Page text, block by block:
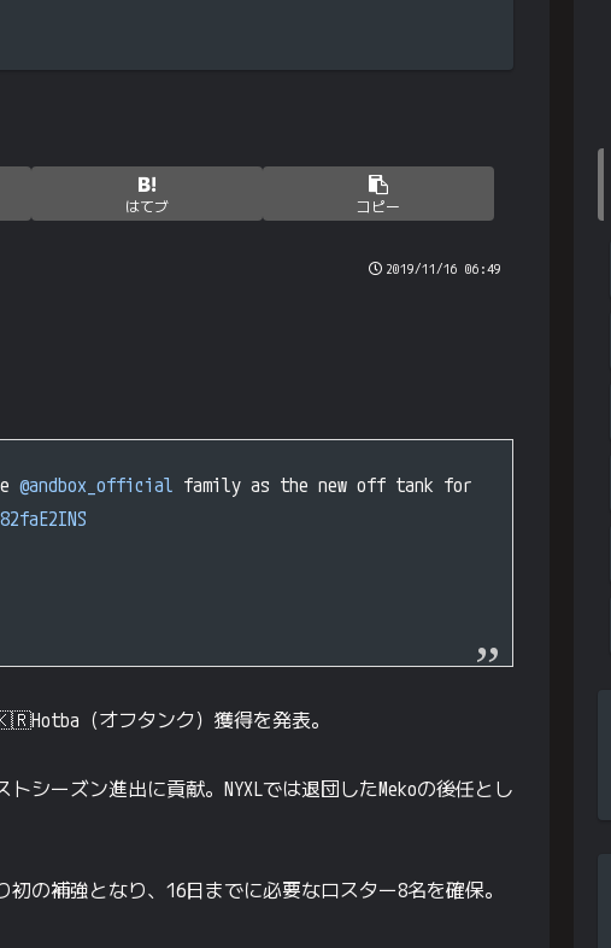
はてブ コピー
2019/11/16 06:49
@andbox_official family as the new off tank for
（オフタンク）獲得を発表。
シーズン進出に貢献。NYXLでは退団したMekoの後任とし
の補強となり、16日までに必要なロスター8名を確保。